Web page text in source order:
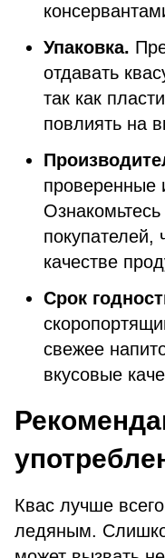
Упаковка.
отдавать
так как
повлиять на
проверенные
качестве
Срок
свежее
вкусовые
Квас лучше
ледяным.